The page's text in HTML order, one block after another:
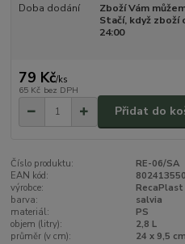
Doba dodání
Zboží Vám
Stačí, když
24:00
79 Kč/ks
65 Kč bez DPH
Přidat do
Číslo produktu:
RE-06/SA
EAN kód:
výrobce:
RecaPlast
barva:
salvia
materiál:
PS
objem (litry):
2,8 L
průměr (v cm):
24 x 9,5 cm